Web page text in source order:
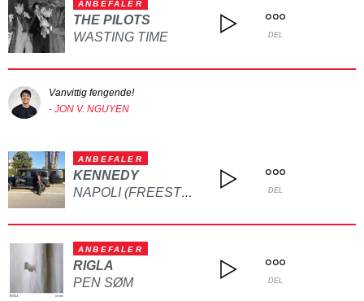
ANBEFALER
THE PILOTS
WASTING TIME
DEL
Vanvittig fengende!
- JON V. NGUYEN
ANBEFALER
KENNEDY
NAPOLI (FREESTYLE) DEL
ANBEFALER
RIGLA
PEN SØM
DEL